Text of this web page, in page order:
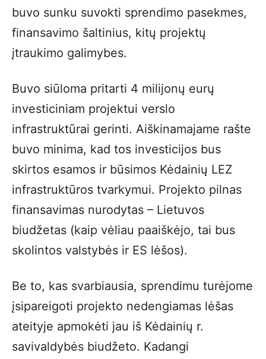
buvo sunku suvokti sprendimo pasekmes,
finansavimo šaltinius, kitų projektų
įtraukimo galimybes.
Buvo siūloma pritarti 4 milijonų eurų
investiciniam projektui verslo
infrastruktūrai gerinti. Aiškinamajame rašte
buvo minima, kad tos investicijos bus
skirtos esamos ir būsimos Kėdainių LEZ
infrastruktūros tvarkymui. Projekto pilnas
finansavimas nurodytas – Lietuvos
biudžetas (kaip vėliau paaiškėjo, tai bus
skolintos valstybės ir ES lėšos).
Be to, kas svarbiausia, sprendimu turėjome
įsipareigoti projekto nedengiamas lėšas
ateityje apmokėti jau iš Kėdainių r.
savivaldybės biudžeto. Kadangi